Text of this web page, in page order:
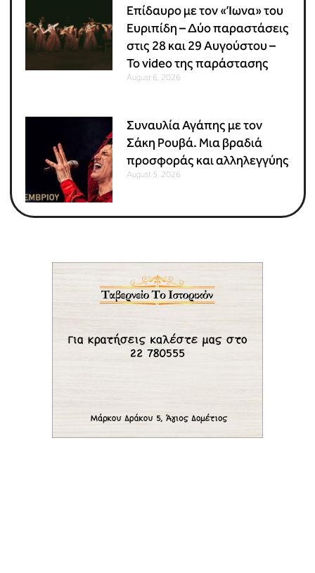
Επίδαυρο με τον «Ίωνα» του
Ευριπίδη – Δύο παραστάσεις
στις 28 και 29 Αυγούστου –
Το video της παράστασης
August 6, 2026
Συναυλία Αγάπης με τον
Σάκη Ρουβά. Μια βραδιά
προσφοράς και αλληλεγγύης
August 5, 2026